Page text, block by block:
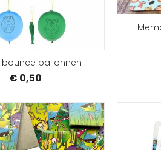
bounce ballonnen
€ 0,50